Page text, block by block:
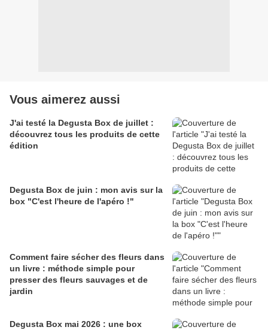
Vous aimerez aussi
J'ai testé la Degusta Box de juillet :
découvrez tous les produits de cette
édition
Degusta Box de juin : mon avis sur la
box "C'est l'heure de l'apéro !"
Comment faire sécher des fleurs dans
un livre : méthode simple pour
presser des fleurs sauvages et de
jardin
Degusta Box mai 2026 : une box